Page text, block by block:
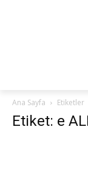
Ana Sayfa Etiketler
Etiket: e